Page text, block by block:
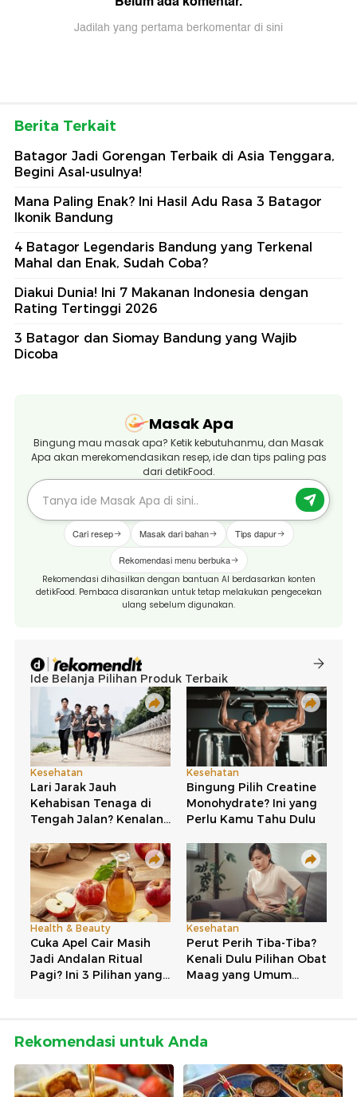
Jadilah yang pertama berkomentar di sini
Berita Terkait
Batagor Jadi Gorengan Terbaik di Asia Tenggara,
Begini Asal-usulnya!
Mana Paling Enak? Ini Hasil Adu Rasa 3 Batagor
Ikonik Bandung
4 Batagor Legendaris Bandung yang Terkenal
Mahal dan Enak, Sudah Coba?
Diakui Dunia! Ini 7 Makanan Indonesia dengan
Rating Tertinggi 2026
3 Batagor dan Siomay Bandung yang Wajib
Dicoba
Masak Apa
Bingung mau masak apa? Ketik kebutuhanmu, dan Masak
Apa akan merekomendasikan resep, ide dan tips paling pas
dari detikFood.
Cari resep Masak dari bahan Tips dapur
Rekomendasi menu berbuka
Rekomendasi dihasilkan dengan bantuan AI berdasarkan konten
detikFood. Pembaca disarankan untuk tetap melakukan pengecekan
ulang sebelum digunakan.
Rekomendasi untuk Anda